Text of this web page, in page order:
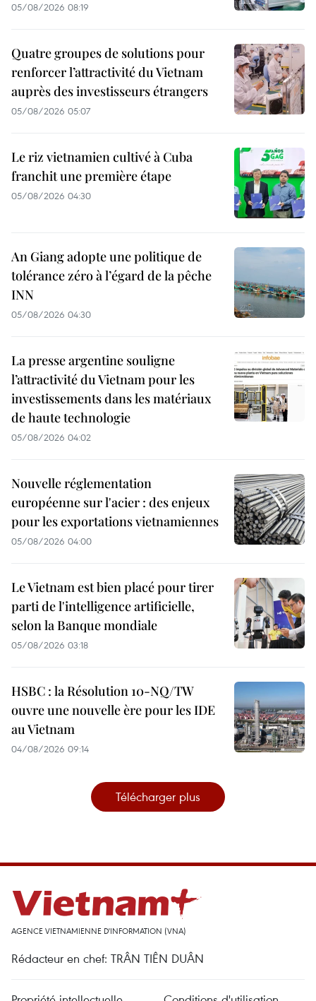
05/08/2026 08:19
Quatre groupes de solutions pour
renforcer l’attractivité du Vietnam
auprès des investisseurs étrangers
05/08/2026 05:07
Le riz vietnamien cultivé à Cuba
franchit une première étape
05/08/2026 04:30
An Giang adopte une politique de
tolérance zéro à l’égard de la pêche
INN
05/08/2026 04:30
La presse argentine souligne
l’attractivité du Vietnam pour les
investissements dans les matériaux
de haute technologie
05/08/2026 04:02
Nouvelle réglementation
européenne sur l'acier : des enjeux
pour les exportations vietnamiennes
05/08/2026 04:00
Le Vietnam est bien placé pour tirer
parti de l'intelligence artificielle,
selon la Banque mondiale
05/08/2026 03:18
HSBC : la Résolution 10-NQ/TW
ouvre une nouvelle ère pour les IDE
au Vietnam
04/08/2026 09:14
Télécharger plus
AGENCE VIETNAMIENNE D'INFORMATION (VNA)
Rédacteur en chef: TRÂN TIÊN DUÂN